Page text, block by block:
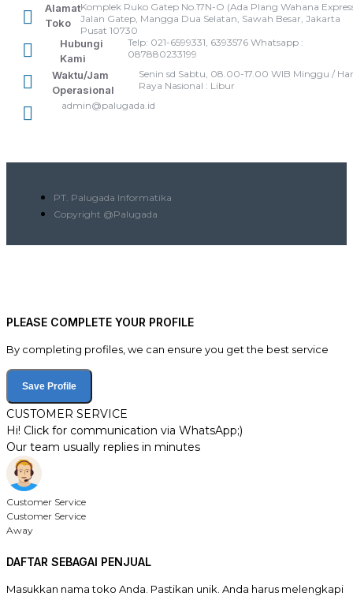
Alamat
Toko
Komplek Ruko Gatep No.17N-O (Ada Plang Wahana
Jalan Gatep, Mangga Dua Selatan, Sawah Besar, Jakarta
Pusat 10730
Hubungi
Kami
Telp: 021-6599331, 6393576 Whatsapp :
087880233199
Waktu/Jam
Operasional
Senin sd Sabtu, 08.00-17.00 WIB Minggu /
Raya Nasional : Libur
admin@palugada.id
PT. Palugada Informatika
Copyright @Palugada
PLEASE COMPLETE YOUR PROFILE
By completing profiles, we can ensure you get the best service
Save Profile
CUSTOMER SERVICE
Hi! Click for communication via WhatsApp;)
Our team usually replies in minutes
Customer Service
Customer Service
Away
DAFTAR SEBAGAI PENJUAL
Masukkan nama toko Anda. Pastikan unik. Anda harus melengkapi